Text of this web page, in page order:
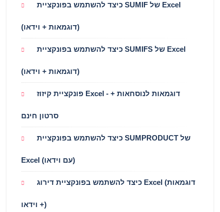
כיצד להשתמש בפונקציית SUMIF של Excel
(דוגמאות + וידאו)
כיצד להשתמש בפונקציית SUMIFS של Excel
(דוגמאות + וידאו)
פונקציית קיזוז Excel - דוגמאות לנוסחאות +
סרטון חינם
כיצד להשתמש בפונקציית SUMPRODUCT של
Excel (עם וידאו)
כיצד להשתמש בפונקציית דירוג Excel (דוגמאות
+ וידאו)